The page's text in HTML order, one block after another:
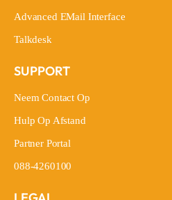
Advanced EMail Interface
Talkdesk
SUPPORT
Neem Contact Op
Hulp Op Afstand
Partner Portal
088-4260100